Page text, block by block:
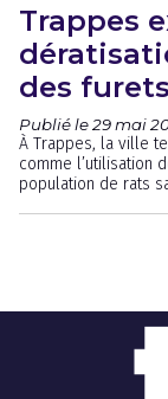
Trappes
des
Publié le 29 mai
À Trappes, la ville
comme l’utilisation
population de rats